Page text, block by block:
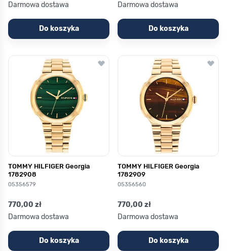
Darmowa dostawa
Do koszyka
Darmowa dostawa
Do koszyka
TOMMY HILFIGER Georgia
1782908
05356579
770,00 zł
Darmowa dostawa
Do koszyka
TOMMY HILFIGER Georgia
1782909
05356560
770,00 zł
Darmowa dostawa
Do koszyka